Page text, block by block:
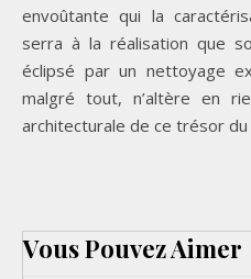
envoûtante qui la
serra à la réalisation que
éclipsé par un nettoyage
malgré tout, n’altère en
architecturale de ce trésor du
Vous Pouvez Aimer